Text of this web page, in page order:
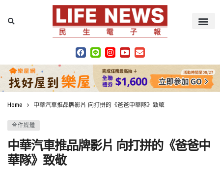
Home 中華汽車推品牌影片 向打拼的《爸爸中華隊》致敬
合作媒體
中華汽車推品牌影片 向打拼的《爸爸中
華隊》致敬